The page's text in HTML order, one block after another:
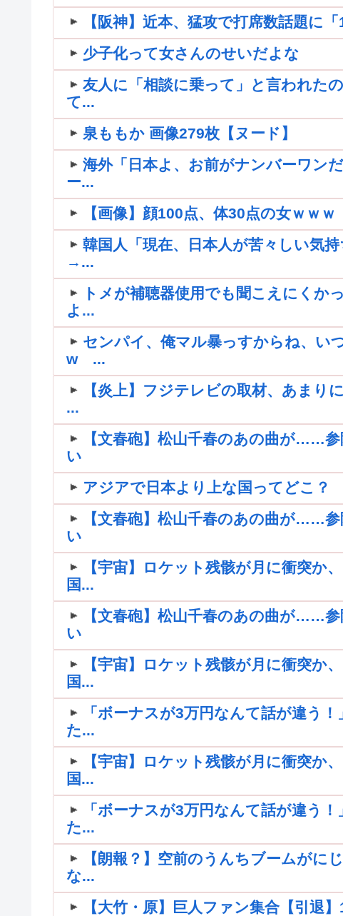
【阪神】近本、猛攻で打席数話題に
少子化って女さんのせいだよな
友人に「相談に乗って」と言われた
て...
泉ももか 画像279枚【ヌード】
海外「日本よ、お前がナンバーワン
ー...
【画像】顔100点、体30点の女ｗｗｗ
韓国人「現在、日本人が苦々しい気
→...
トメが補聴器使用でも聞こえにくか
よ...
センパイ、俺マル暴っすからね、い
w ...
【炎上】フジテレビの取材、あまり
...
【文春砲】松山千春のあの曲が……
い
アジアで日本より上な国ってどこ？
【文春砲】松山千春のあの曲が……
い
【宇宙】ロケット残骸が月に衝突か
国...
【文春砲】松山千春のあの曲が……
い
【宇宙】ロケット残骸が月に衝突か
国...
「ボーナスが3万円なんて話が違う
た...
【宇宙】ロケット残骸が月に衝突か
国...
「ボーナスが3万円なんて話が違う
た...
【朗報？】空前のうんちブームが
な...
【大竹・原】巨人ファン集合【引退